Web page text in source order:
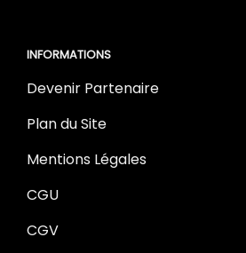
INFORMATIONS
Devenir Partenaire
Plan du Site
Mentions Légales
CGU
CGV